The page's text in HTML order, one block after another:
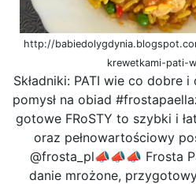
http://
krewetkami-pati-
Składniki: PATI wie co dobre
pomysł na obiad
gotowe FRoSTY to szybki i
oraz pełnowartościowy
@frosta_pl📣📣📣 Frosta
danie mrożone,